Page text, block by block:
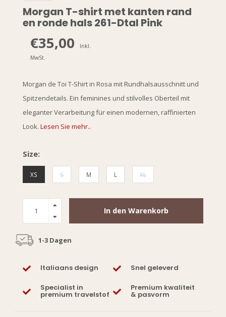
Morgan T-shirt met kanten rand
en ronde hals 261-Dtal Pink
€35,00
Inkl.
MwSt.
Morgan de Toi T-Shirt in Rosa mit Rundhalsausschnitt und
Spitzendetails. Ein feminines und stilvolles Oberteil mit
eleganter Verarbeitung für einen modernen, raffinierten
Look. Lesen Sie mehr..
Size:
XS S M L XL
In den Warenkorb
1-3 Dagen
Italiaans design Snel geleverd
Specialist in
premium travelstof
Premium kwaliteit
& pasvorm